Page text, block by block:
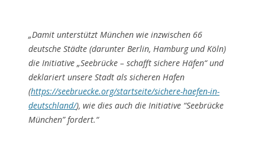
„Damit unterstützt München wie inzwischen 66
deutsche Städte (darunter Berlin, Hamburg und Köln)
die Initiative „Seebrücke – schafft sichere Häfen“ und
deklariert unsere Stadt als sicheren Hafen
(https://seebruecke.org/startseite/sichere-haefen-in-
deutschland/), wie dies auch die Initiative “Seebrücke
München” fordert.“